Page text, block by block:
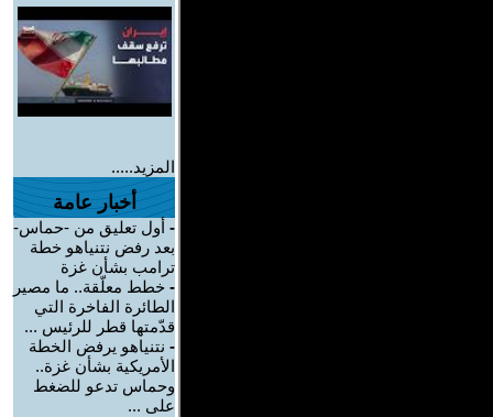
المزيد.....
أخبار عامة
- أول تعليق من -حماس-
بعد رفض نتنياهو خطة
ترامب بشأن غزة
- خطط معلّقة.. ما مصير
الطائرة الفاخرة التي
قدّمتها قطر للرئيس ...
- نتنياهو يرفض الخطة
الأمريكية بشأن غزة..
وحماس تدعو للضغط
على ...